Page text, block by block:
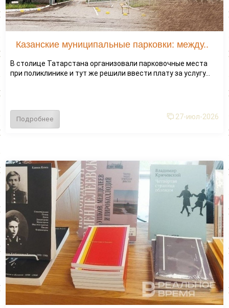
Казанские муниципальные парковки: между..
В столице Татарстана организовали парковочные места
при поликлинике и тут же решили ввести плату за услугу...
Подробнее 27-июл-2026